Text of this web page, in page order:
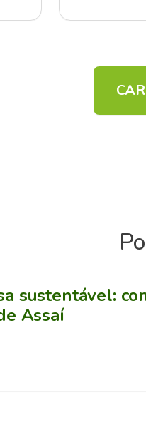
sustentável:
Assaí